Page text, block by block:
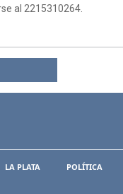
al 2215310264.
LA PLATA
POLÍTICA